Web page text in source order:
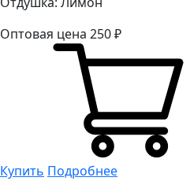
Оптовая цена 250₽
Купить Подробнее